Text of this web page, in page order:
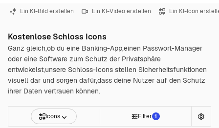
Ein KI-Bild erstellen Ein KI-Video erstellen Ein KI-Icon
Kostenlose Schloss Icons
Ganz gleich,ob du eine Banking-App,einen Passwort-Manager
oder eine Software zum Schutz der Privatsphäre
entwickelst,unsere Schloss-Icons stellen Sicherheitsfunktionen
visuell dar und sorgen dafür,dass deine Nutzer auf den Schutz
ihrer Daten vertrauen können.
Icons Filter 1